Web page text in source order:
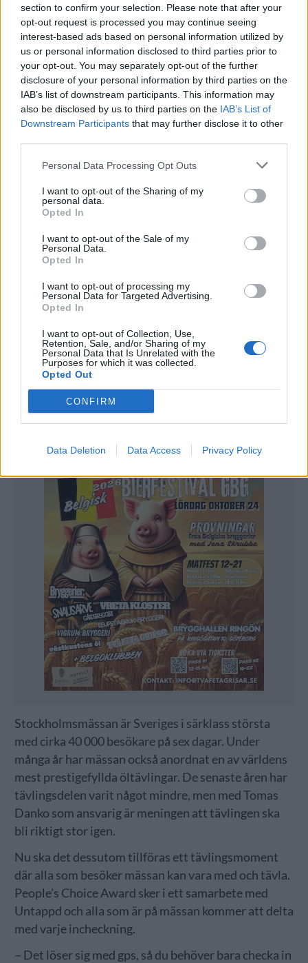
section to confirm your selection. Please note that after your
opt-out request is processed you may continue seeing
interest-based ads based on personal information utilized by
us or personal information disclosed to third parties prior to
your opt-out. You may separately opt-out of the further
disclosure of your personal information by third parties on the
IAB’s list of downstream participants. This information may
also be disclosed by us to third parties on the IAB’s List of
Downstream Participants that may further disclose it to other
Personal Data Processing Opt Outs
I want to opt-out of the Sharing of my
personal data.
Opted In
I want to opt-out of the Sale of my
Personal Data.
Opted In
I want to opt-out of processing my
Personal Data for Targeted Advertising.
Opted In
I want to opt-out of Collection, Use,
Retention, Sale, and/or Sharing of my
Personal Data that Is Unrelated with the
Purposes for which it was collected.
Opted Out
CONFIRM
Data Deletion Data Access Privacy Policy
FESTIVALER & MÄSSOR
Danko fixar världens största
”Folkets val”
Publicerat 2017-08-28
Tomas Danko vill fixa världens största "Folkets val".
Karlsson.
Tävlingsdelen på Stockholm Beer & Whisky
Festival växer ännu mer. Nu vill Tomas Danko
Stockholmsmässan är Sveriges i särklass största
med cirka 40 000 besökare på sex dagar. Under
många år har mässan också anordnat en av världens
mest prestigefyllda öltävlingar. De senaste åren har
tävlingsdelen varit något mindre, men med Tomas
Danko som ansvarig är meningen att tävlingen ska
bli riktigt stor igen.
Nu ska det dessutom tillföras ett tävlingsmoment
där alla som besöker mässan kan vara med och tävla.
People’s Choice Award sker i ett samarbete med
Untappd och alla som är på mässan kommer att delta
med varje incheckning.
– Det löser sig med gps, så du behöver bara checka in